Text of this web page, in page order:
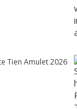
Tien Amulet 2026